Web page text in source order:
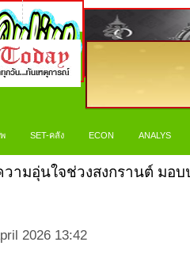
SET-คลัง ECON ANALYS
วามอุ่นใจช่วงสงกรานต์ มอ
2026 13:42